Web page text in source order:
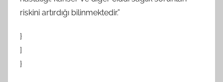
riskini artırdığı bilinmektedir.”
}
]
}